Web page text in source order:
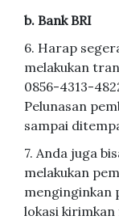
b. Bank BRI
6. Harap
melakukan
0856-4313-
Pelunasan
sampai
7. Anda juga
melakukan
menginginkan
lokasi